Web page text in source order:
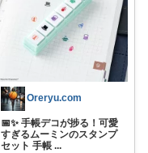
Oreryu.com
📅✨ 手帳デコが捗る！可愛
すぎるムーミンのスタンプ
セット 手帳 ...